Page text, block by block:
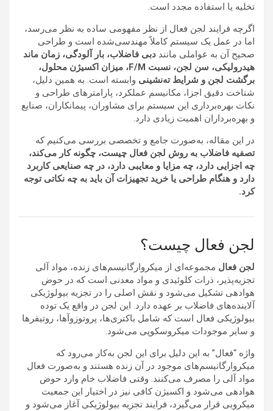
تخلیه یا استفاده مجدد است.
اگرچه فرایند لجن فعال از نظر مفهومی ساده به نظر می‌رسد،
اما در عمل یک سیستم کاملاً مهندسی‌شده است و طراحی
صحیح آن به عواملی مانند دبی فاضلاب، بار آلودگی، زمان ماند
هیدرولیکی، سن لجن، نسبت F/M، میزان اکسیژن محلول،
برگشت لجن و شرایط ته‌نشینی وابسته است. به همین دلیل،
شناخت دقیق اجزا، مکانیسم عملکرد، پارامترهای طراحی و
نکات بهره‌برداری این سیستم برای مشاوران، پیمانکاران، صنایع
و بهره‌برداران اهمیت زیادی دارد.
در این مقاله، به‌صورت جامع و تخصصی بررسی می‌کنیم که
تصفیه فاضلاب به روش لجن فعال چیست، چگونه کار می‌کند،
چه اجزایی دارد، چه مزایا و معایبی دارد، در چه صنایعی کاربرد
دارد و هنگام طراحی یا خرید تجهیزات آن باید به چه نکاتی توجه
کرد.
لجن فعال چیست؟
لجن فعال مجموعه‌ای از میکروارگانیسم‌های زنده، مواد آلی
تجزیه‌پذیر، ذرات کلوئیدی و مواد معدنی است که در حوض
هوادهی تشکیل می‌شود و نقش اصلی را در تجزیه بیولوژیکی
آلاینده‌های فاضلاب بر عهده دارد. این لجن در واقع یک توده
بیولوژیکی فعال است که شامل باکتری‌ها، پروتوزوآها، روتیفرها
و سایر موجودات میکروسکوپی می‌شود.
واژه “فعال” به این دلیل برای این لجن به‌کار می‌رود که
میکروارگانیسم‌های موجود در آن زنده هستند و به‌صورت فعال
مواد آلی را مصرف می‌کنند. وقتی فاضلاب خام وارد حوض
هوادهی می‌شود و اکسیژن کافی نیز در اختیار این جمعیت
میکروبی قرار می‌گیرد، فرایند تجزیه بیولوژیکی آغاز می‌شود و